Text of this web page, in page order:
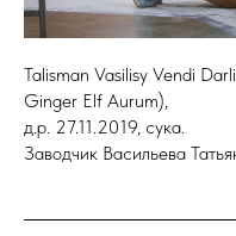
Talisman Vasilisy Vendi
Ginger Elf Aurum),
д.р. 27.11.2019, сука.
Заводчик Васильева